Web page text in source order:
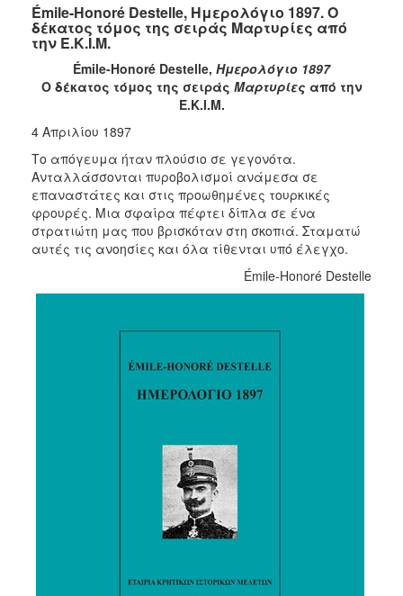
2022
2021
2020
2018
2017
2016
2015
2012
Émile-Honoré Destelle, Ημερολόγιο 1897. Ο
δέκατος τόμος της σειράς Μαρτυρίες από
την Ε.Κ.Ι.Μ.
Émile-Honoré Destelle, Ημερολόγιο 1897
Ο δέκατος τόμος της σειράς Μαρτυρίες από την
Ε.Κ.Ι.Μ.
4 Απριλίου 1897
Το απόγευμα ήταν πλούσιο σε γεγονότα.
Ανταλλάσσονται πυροβολισμοί ανάμεσα σε
επαναστάτες και στις προωθημένες τουρκικές
φρουρές. Μια σφαίρα πέφτει δίπλα σε ένα
στρατιώτη μας που βρισκόταν στη σκοπιά. Σταματώ
αυτές τις ανοησίες και όλα τίθενται υπό έλεγχο.
Émile-Honoré Destelle